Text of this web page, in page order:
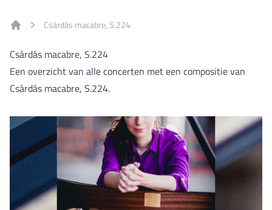
Csárdás macabre, S.224
Csárdás macabre, S.224
Een overzicht van alle concerten met een compositie van
Csárdás macabre, S.224.